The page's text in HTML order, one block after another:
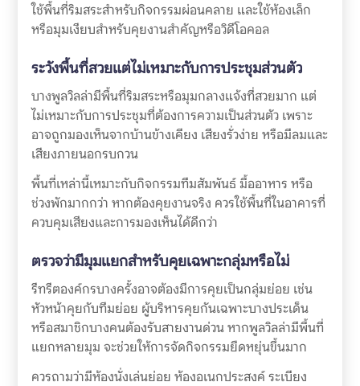
ใช้พื้นที่ริมสระสำหรับกิจกรรมผ่อนคลาย และใช้ห้องเล็ก
หรือมุมเงียบสำหรับคุยงานสำคัญหรือวิดีโอคอล
ระวังพื้นที่สวยแต่ไม่เหมาะกับการประชุมส่วนตัว
บางพูลวิลล่ามีพื้นที่ริมสระหรือมุมกลางแจ้งที่สวยมาก แต่
ไม่เหมาะกับการประชุมที่ต้องการความเป็นส่วนตัว เพราะ
อาจถูกมองเห็นจากบ้านข้างเคียง เสียงรั่วง่าย หรือมีลมและ
เสียงภายนอกรบกวน
พื้นที่เหล่านี้เหมาะกับกิจกรรมทีมสัมพันธ์ มื้ออาหาร หรือ
ช่วงพักมากกว่า หากต้องคุยงานจริง ควรใช้พื้นที่ในอาคารที่
ควบคุมเสียงและการมองเห็นได้ดีกว่า
ตรวจว่ามีมุมแยกสำหรับคุยเฉพาะกลุ่มหรือไม่
รีทรีตองค์กรบางครั้งอาจต้องมีการคุยเป็นกลุ่มย่อย เช่น
หัวหน้าคุยกับทีมย่อย ผู้บริหารคุยกันเฉพาะบางประเด็น
หรือสมาชิกบางคนต้องรับสายงานด่วน หากพูลวิลล่ามีพื้นที่
แยกหลายมุม จะช่วยให้การจัดกิจกรรมยืดหยุ่นขึ้นมาก
ควรถามว่ามีห้องนั่งเล่นย่อย ห้องอเนกประสงค์ ระเบียง